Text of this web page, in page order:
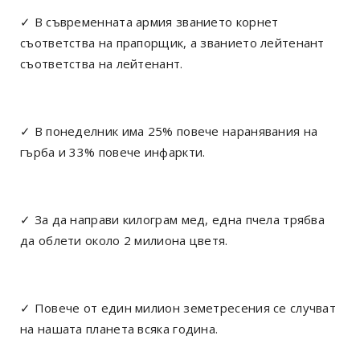
✓ В съвременната армия званието корнет
съответства на прапорщик, а званието лейтенант
съответства на лейтенант.
✓ В понеделник има 25% повече наранявания на
гърба и 33% повече инфаркти.
✓ За да направи килограм мед, една пчела трябва
да облети около 2 милиона цветя.
✓ Повече от един милион земетресения се случват
на нашата планета всяка година.